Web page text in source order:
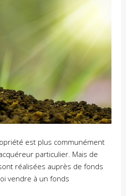
est plus communément
particulier. Mais de
réalisées auprès de fonds
vendre à un fonds